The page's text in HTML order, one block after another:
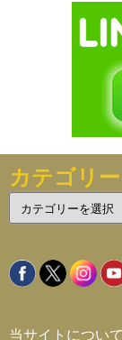
カテゴリー
テ
リ
ー
当サイトについて